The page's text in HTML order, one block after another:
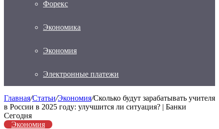
Форекс
Экономика
Экономия
Электронные платежи
Главная/Статьи/Экономия/Сколько будут зарабатывать учителя
в России в 2025 году: улучшится ли ситуация? | Банки
Сегодня
Экономия